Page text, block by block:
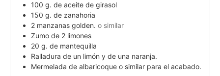
100 g. de aceite de girasol
150 g. de zanahoria
2 manzanas golden. o similar
Zumo de 2 limones
20 g. de mantequilla
Ralladura de un limón y de una naranja.
Mermelada de albaricoque o similar para el acabado.